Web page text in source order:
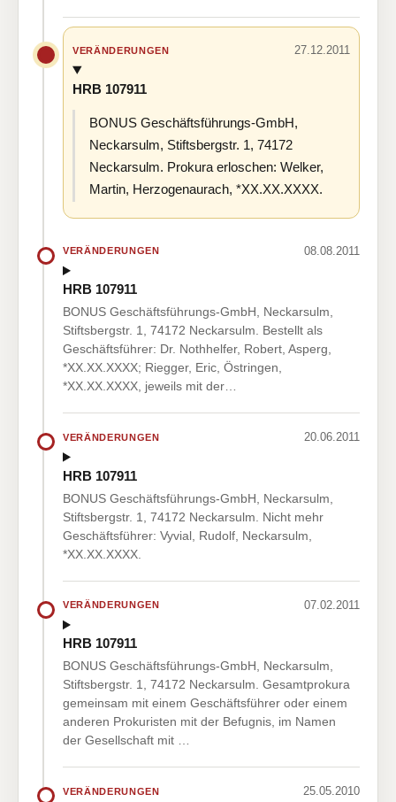
VERÄNDERUNGEN 27.12.2011
HRB 107911
BONUS Geschäftsführungs-GmbH,
Neckarsulm, Stiftsbergstr. 1, 74172
Neckarsulm. Prokura erloschen: Welker,
Martin, Herzogenaurach, *XX.XX.XXXX.
VERÄNDERUNGEN 08.08.2011
HRB 107911
BONUS Geschäftsführungs-GmbH, Neckarsulm,
Stiftsbergstr. 1, 74172 Neckarsulm. Bestellt als
Geschäftsführer: Dr. Nothhelfer, Robert, Asperg,
*XX.XX.XXXX; Riegger, Eric, Östringen,
*XX.XX.XXXX, jeweils mit der…
VERÄNDERUNGEN 20.06.2011
HRB 107911
BONUS Geschäftsführungs-GmbH, Neckarsulm,
Stiftsbergstr. 1, 74172 Neckarsulm. Nicht mehr
Geschäftsführer: Vyvial, Rudolf, Neckarsulm,
*XX.XX.XXXX.
VERÄNDERUNGEN 07.02.2011
HRB 107911
BONUS Geschäftsführungs-GmbH, Neckarsulm,
Stiftsbergstr. 1, 74172 Neckarsulm. Gesamtprokura
gemeinsam mit einem Geschäftsführer oder einem
anderen Prokuristen mit der Befugnis, im Namen
der Gesellschaft mit …
VERÄNDERUNGEN 25.05.2010